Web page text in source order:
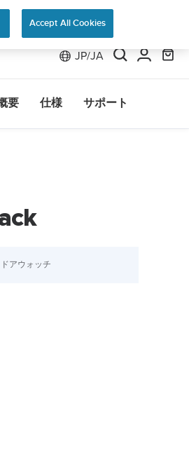
JP/JA
要 仕様 サポート
アウォッチ
Accept All Cookies